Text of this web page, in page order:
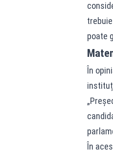
poate
În
În